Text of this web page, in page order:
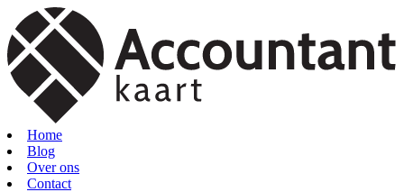
Home
Blog
Over ons
Contact